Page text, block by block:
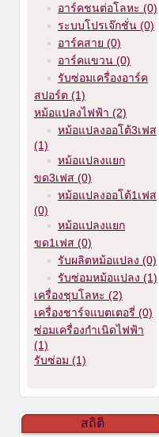
อาร์คชนต่อโลหะ (0)
ระบบโปรเจ๊กชั่น (0)
อาร์คสาย (0)
อาร์คแขวน (0)
รับซ่อมเครื่องอาร์ค
สปอร์ต (1)
หม้อแปลงไฟฟ้า (2)
หม้อแปลงออโต้3เฟส
(1)
หม้อแปลงแยก
ขด3เฟส (0)
หม้อแปลงออโต้1เฟส
(0)
หม้อแปลงแยก
ขด1เฟส (0)
รับผลิตหม้อแปลง (0)
รับซ่อมหม้อแปลง (1)
เครื่องชุบโลหะ (2)
เครื่องชาร์จแบตเตอรี่ (0)
ซ่อมเครื่องกำเนิดไฟฟ้า
(1)
รับซ่อม (1)
สถิติ